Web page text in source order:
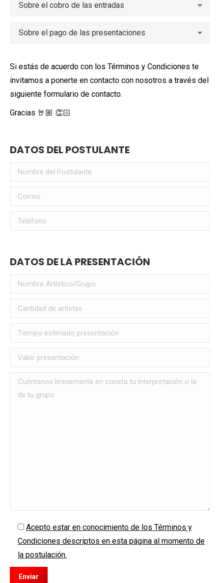
Sobre el cobro de las entradas
Sobre el pago de las presentaciones
Si estás de acuerdo con los Términos y Condiciones te
invitamos a ponerte en contacto con nosotros a través del
siguiente formulario de contacto.
Gracias 🤘🏼 👏🏻
DATOS DEL POSTULANTE
DATOS DE LA PRESENTACIÓN
Acepto estar en conocimiento de los Términos y
Condiciones descriptos en esta página al momento de
la postulación.